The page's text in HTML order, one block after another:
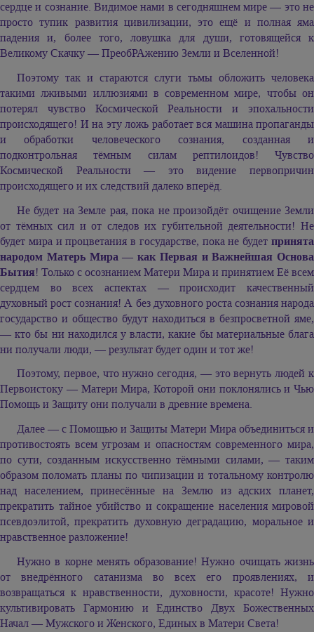
сердце и сознание. Видимое нами в сегодняшнем мире — это не
просто тупик развития цивилизации, это ещё и полная яма
падения и, более того, ловушка для души, готовящейся к
Великому Скачку — ПреобРАжению Земли и Вселенной!
Поэтому так и стараются слуги тьмы обложить человека
такими лживыми иллюзиями в современном мире, чтобы он
потерял чувство Космической Реальности и эпохальности
происходящего! И на эту ложь работает вся машина пропаганды
и обработки человеческого сознания, созданная и
подконтрольная тёмным силам рептилоидов! Чувство
Космической Реальности — это видение первопричин
происходящего и их следствий далеко вперёд.
Не будет на Земле рая, пока не произойдёт очищение Земли
от тёмных сил и от следов их губительной деятельности! Не
будет мира и процветания в государстве, пока не будет принята
народом Матерь Мира — как Первая и Важнейшая Основа
Бытия! Только с осознанием Матери Мира и принятием Её всем
сердцем во всех аспектах — происходит качественный
духовный рост сознания! А без духовного роста сознания народа
государство и общество будут находиться в безпросветной яме,
— кто бы ни находился у власти, какие бы материальные блага
ни получали люди, — результат будет один и тот же!
Поэтому, первое, что нужно сегодня, — это вернуть людей к
Первоистоку — Матери Мира, Которой они поклонялись и Чью
Помощь и Защиту они получали в древние времена.
Далее — с Помощью и Защиты Матери Мира объединиться и
противостоять всем угрозам и опасностям современного мира,
по сути, созданным искусственно тёмными силами, — таким
образом поломать планы по чипизации и тотальному контролю
над населением, принесённые на Землю из адских планет,
прекратить тайное убийство и сокращение населения мировой
псевдоэлитой, прекратить духовную деградацию, моральное и
нравственное разложение!
Нужно в корне менять образование! Нужно очищать жизнь
от внедрённого сатанизма во всех его проявлениях, и
возвращаться к нравственности, духовности, красоте! Нужно
культивировать Гармонию и Единство Двух Божественных
Начал — Мужского и Женского, Единых в Матери Света!